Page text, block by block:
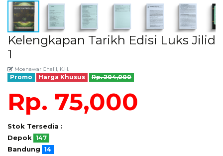
Kelengkapan Tarikh Edisi Luks Jilid
1
Moenawar Chalil, K.H.
Promo Harga Khusus Rp. 204,000
Rp. 75,000
Stok Tersedia :
Depok 147
Bandung 14